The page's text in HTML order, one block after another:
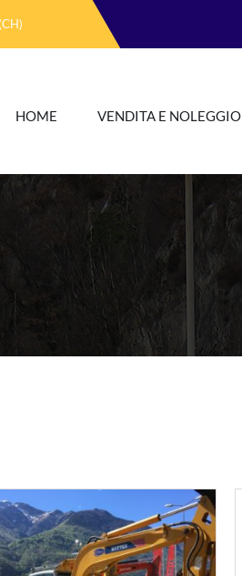
HOME VENDITA E NOLEGGIO